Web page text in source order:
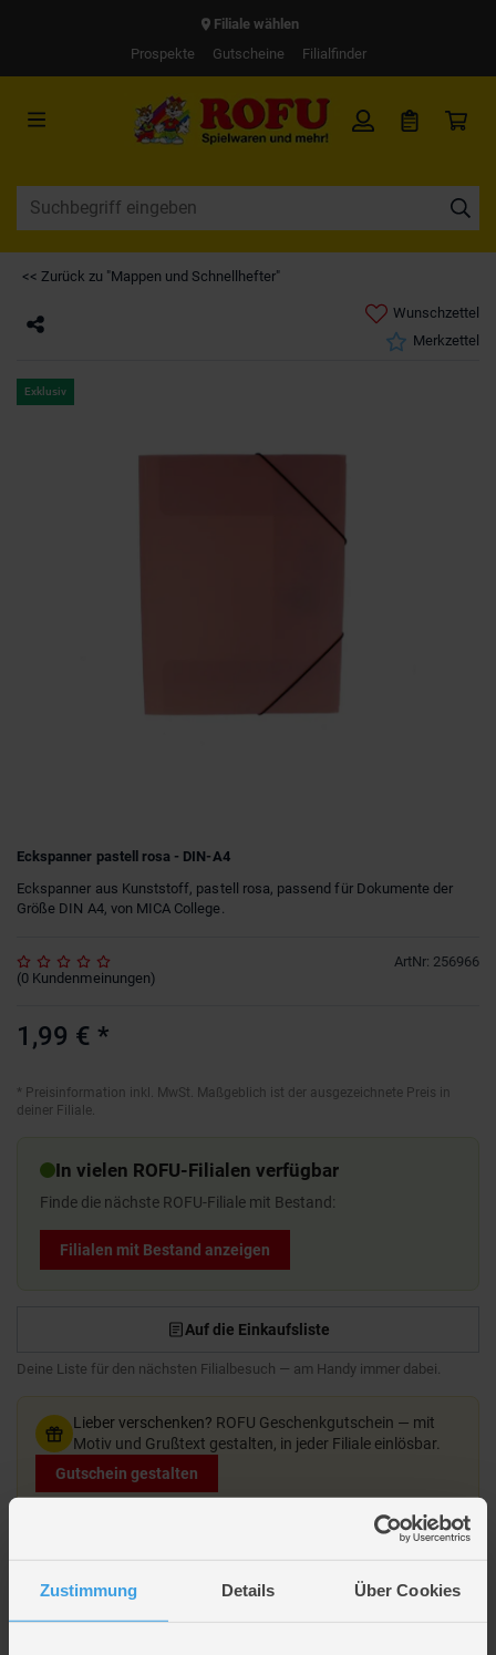
Zustimmung Details Über Cookies
Filiale wählen
Prospekte
Gutscheine Filialfinder
<< Zurück zu "Mappen und Schnellhefter"
Wunschzettel
Merkzettel
Exklusiv
Eckspanner pastell rosa - DIN-A4
Eckspanner aus Kunststoff, pastell rosa, passend für Dokumente der
Größe DIN A4, von MICA College.
ArtNr: 256966
(0 Kundenmeinungen)
1,99 € *
* Preisinformation inkl. MwSt. Maßgeblich ist der ausgezeichnete Preis in
deiner Filiale.
In vielen ROFU-Filialen verfügbar
Finde die nächste ROFU-Filiale mit Bestand:
Filialen mit Bestand anzeigen
Auf die Einkaufsliste
Deine Liste für den nächsten Filialbesuch — am Handy immer dabei.
Lieber verschenken? ROFU Geschenkgutschein — mit
Motiv und Grußtext gestalten, in jeder Filiale einlösbar.
Gutschein gestalten
Eckspanner pastell rosa - DIN-A4